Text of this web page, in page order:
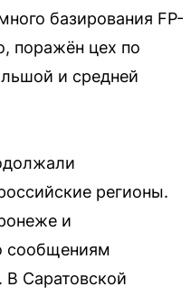
базирования FP-
поражён цех по
и средней
регионы.
и
сообщениям
В Саратовской